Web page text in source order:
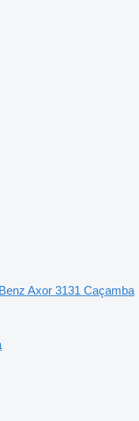
Axor 3131 Caçamba